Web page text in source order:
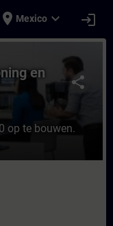
place Mexico expand_more login
share
en
op te bouwen.